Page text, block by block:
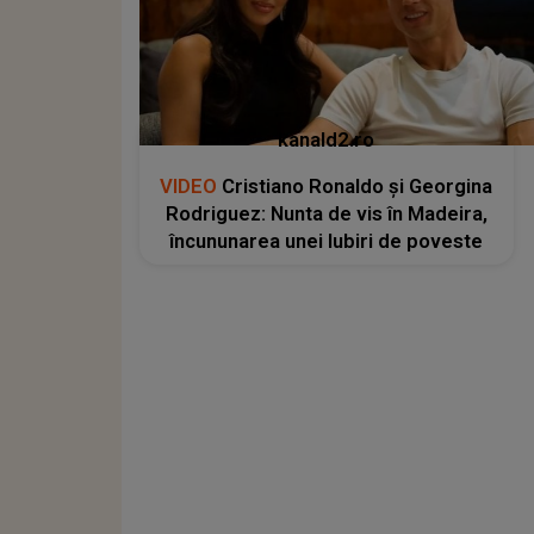
kanald2.ro
VIDEO Cristiano Ronaldo și Georgina
Rodriguez: Nunta de vis în Madeira,
încununarea unei Iubiri de poveste